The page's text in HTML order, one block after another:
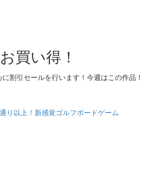
買い得！
割引セールを行います！今週はこの作品！
り以上！新感覚ゴルフボードゲーム